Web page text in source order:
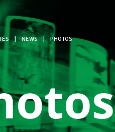
| NEWS | PHOTOS